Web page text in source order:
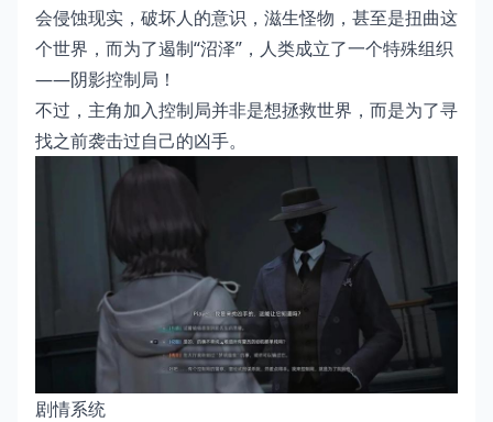
会侵蚀现实，破坏人的意识，滋生怪物，甚至是扭曲这
个世界，而为了遏制“沼泽”，人类成立了一个特殊组织
——阴影控制局！
不过，主角加入控制局并非是想拯救世界，而是为了寻
找之前袭击过自己的凶手。
剧情系统